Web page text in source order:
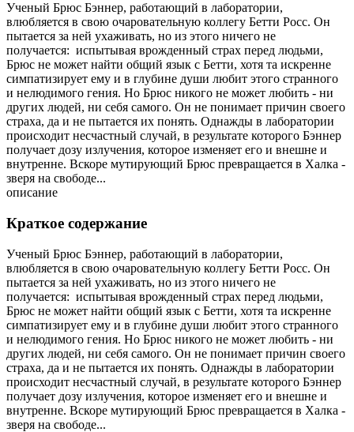
Ученый Брюс Бэннер, работающий в лаборатории,
влюбляется в свою очаровательную коллегу Бетти Росс. Он
пытается за ней ухаживать, но из этого ничего не
получается: испытывая врожденный страх перед людьми,
Брюс не может найти общий язык с Бетти, хотя та искренне
симпатизирует ему и в глубине души любит этого странного
и нелюдимого гения. Но Брюс никого не может любить - ни
других людей, ни себя самого. Он не понимает причин своего
страха, да и не пытается их понять. Однажды в лаборатории
происходит несчастный случай, в результате которого Бэннер
получает дозу излучения, которое изменяет его и внешне и
внутренне. Вскоре мутирующий Брюс превращается в Халка -
зверя на свободе...
описание
Краткое содержание
Ученый Брюс Бэннер, работающий в лаборатории,
влюбляется в свою очаровательную коллегу Бетти Росс. Он
пытается за ней ухаживать, но из этого ничего не
получается: испытывая врожденный страх перед людьми,
Брюс не может найти общий язык с Бетти, хотя та искренне
симпатизирует ему и в глубине души любит этого странного
и нелюдимого гения. Но Брюс никого не может любить - ни
других людей, ни себя самого. Он не понимает причин своего
страха, да и не пытается их понять. Однажды в лаборатории
происходит несчастный случай, в результате которого Бэннер
получает дозу излучения, которое изменяет его и внешне и
внутренне. Вскоре мутирующий Брюс превращается в Халка -
зверя на свободе...